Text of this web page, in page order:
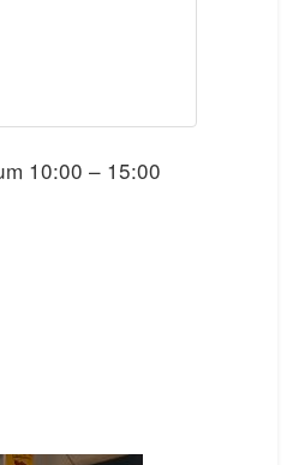
10:00 – 15:00